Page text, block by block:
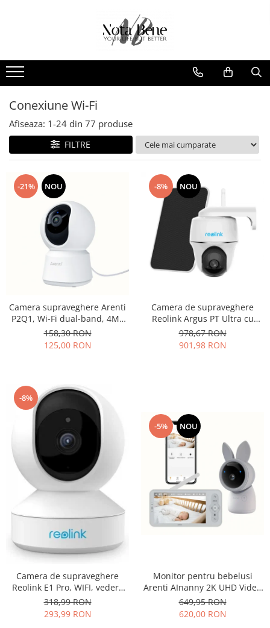
Camera de supraveghere
Conexiune 4G
Conexiune Wi-Fi
Conexiune PoE
Cu baterie
Cu panou solar
Sonerie inteligentă
Accesorii camere de supraveghere
Unelte si aparate de masura
Nivele / Lasere
Telemetre
Accesorii
GNSS
Conexiune Wi-Fi
Afiseaza: 1-24 din 77 produse
FILTRE
-21% NOU
Camera supraveghere Arenti
P2Q1, Wi-Fi dual-band, 4MP
UHD, AI miscare/sunet,
urmarire automata, vedere
nocturna 360°
158,30 RON
125,00 RON
-8% NOU
Camera de supraveghere
Reolink Argus PT Ultra cu
panou solar, rezoluție 4K /
8MP, WIFI, detectare
persoana/vehicul, vedere 360
978,67 RON
901,98 RON
-8%
Camera de supraveghere
Reolink E1 Pro, WIFI, vedere
nocturna, rezolutie 4MP,
avertizare detectie miscare pe
email si prin notificare pe
318,99 RON
293,99 RON
-5% NOU
Monitor pentru bebelusi
Arenti AInanny 2K UHD Video
cu rotatie si inclinare, cu
ecran LCD de 5 inch
649,95 RON
620,00 RON